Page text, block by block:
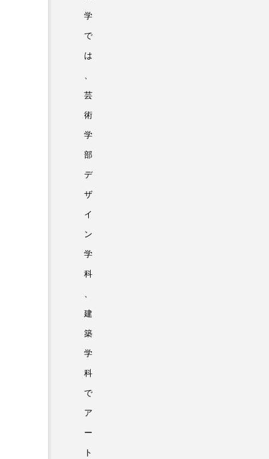
学
で
は
芸
術
学
部
デ
ザ
イ
ン
学
科
建
築
学
科
で
ア
ー
ト